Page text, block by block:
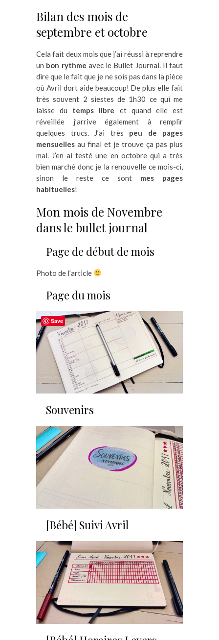
Bilan des mois de
septembre et octobre
Cela fait deux mois que j’ai réussi à reprendre
un bon rythme avec le Bullet Journal. Il faut
dire que le fait que je ne sois pas dans la pièce
où Avril dort aide beaucoup! De plus elle fait
très souvent 2 siestes de 1h30 ce qui me
laisse du temps libre et quand elle est
réveillée j’arrive également à remplir
quelques trucs. J’ai très peu de pages
mensuelles au final et je trouve ça pas plus
mal. J’en ai testé une en octobre qui a très
bien marché donc je la renouvelle ce mois-ci,
sinon le reste ce sont mes pages
habituelles!
Mon mois de Novembre
dans le bullet journal
Page de début de mois
Photo de l’article
Page du mois
Souvenirs
[Bébé] Suivi Avril
Save